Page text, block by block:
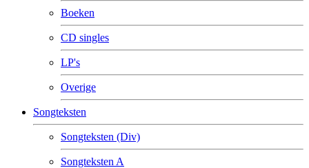
Boeken
CD singles
LP's
Overige
Songteksten
Songteksten (Div)
Songteksten A